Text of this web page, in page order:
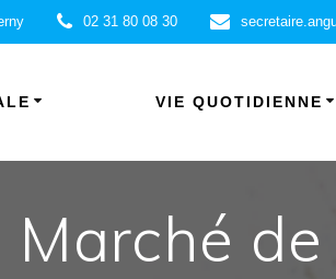
02 31 80 08 30
VIE QUOTIDIENNE
Marché